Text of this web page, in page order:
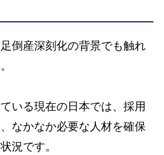
倒産深刻化の背景でも触れ
いる現在の日本では、採用
なかなか必要な人材を確保
況です。